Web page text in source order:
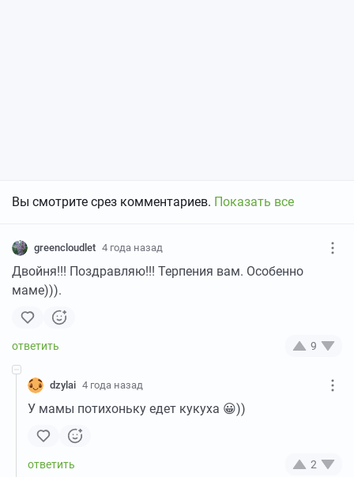
Вы смотрите срез комментариев. Показать все
greencloudlet 4 года назад
Двойня!!! Поздравляю!!! Терпения вам. Особенно
маме))).
9
dzylai 4 года назад
У мамы потихоньку едет кукуха 😀))
2